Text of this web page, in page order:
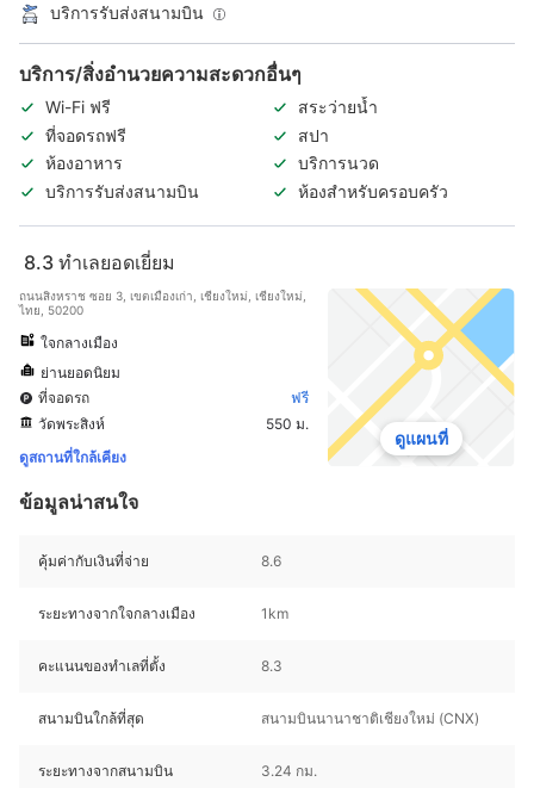
บริการรับส่งสนามบิน
บริการ/สิ่งอำนวยความสะดวกอื่นๆ
Wi-Fi ฟรี
สระว่ายน้ำ
ที่จอดรถฟรี
สปา
ห้องอาหาร
บริการนวด
บริการรับส่งสนามบิน
ห้องสำหรับครอบครัว
8.3 ทำเลยอดเยี่ยม
ถนนสิงหราช ซอย 3, เขตเมืองเก่า, เชียงใหม่, เชียงใหม่,
ไทย, 50200
ใจกลางเมือง
ย่านยอดนิยม
ที่จอดรถ
ฟรี
วัดพระสิงห์
550 ม.
ดูสถานที่ใกล้เคียง
ดูแผนที่
ข้อมูลน่าสนใจ
คุ้มค่ากับเงินที่จ่าย 8.6
ระยะทางจากใจกลางเมือง 1km
คะแนนของทำเลที่ตั้ง 8.3
สนามบินใกล้ที่สุด สนามบินนานาชาติเชียงใหม่ (CNX)
ระยะทางจากสนามบิน 3.24 กม.